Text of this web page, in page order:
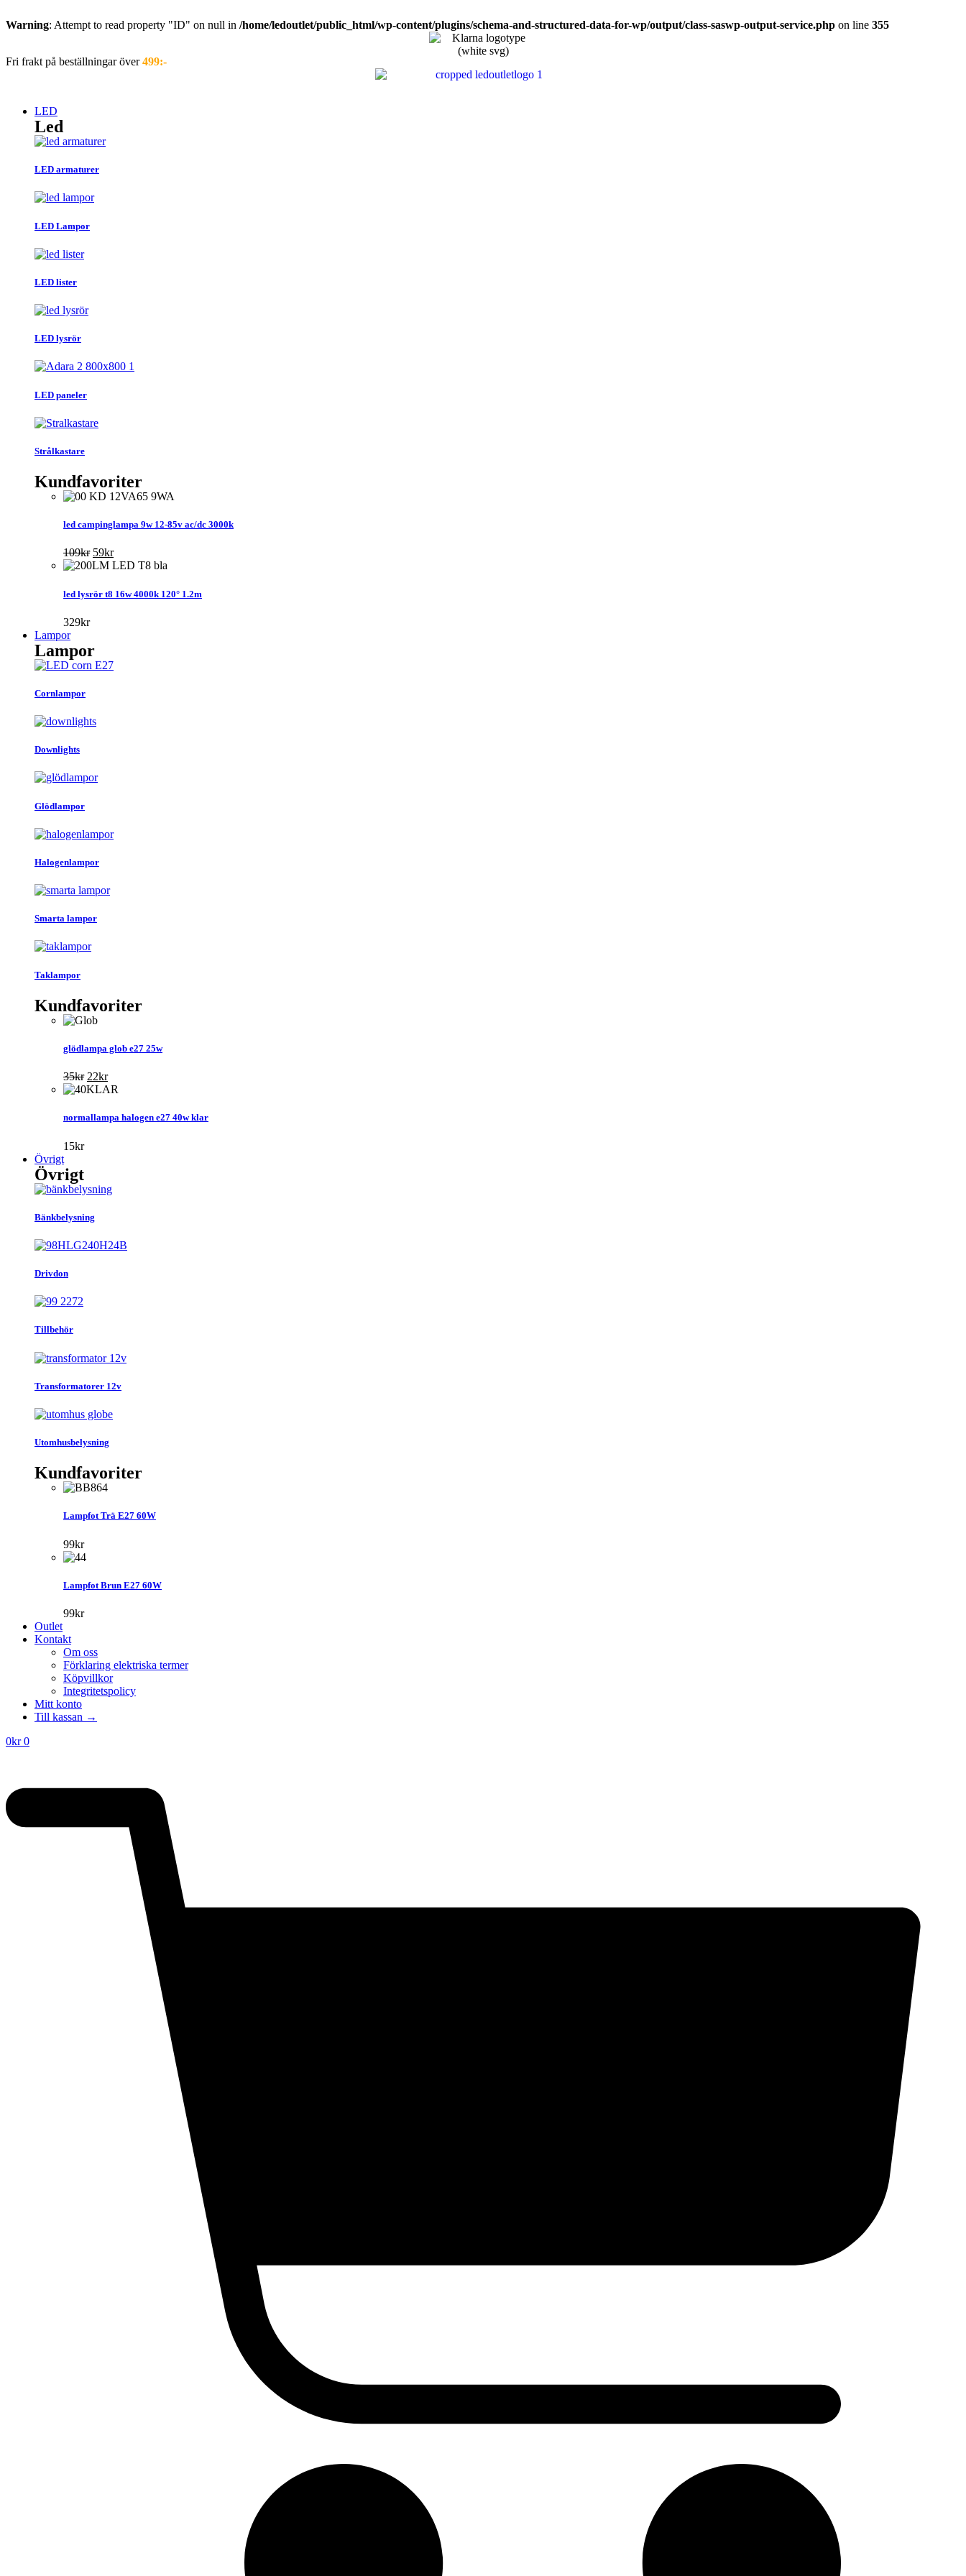
Warning: Attempt to read property "ID" on null in /home/ledoutlet/public_html/wp-content/plugins/schema-and-structured-data-for-wp/output/class-saswp-output-service.php on line 355
innehåll
Fri frakt på beställningar över499:-
LED
Led
LED armaturer
LED Lampor
LED lister
LED lysrör
LED paneler
Strålkastare
Kundfavoriter
led campinglampa 9w 12-85v ac/dc 3000k
109kr Det
ursprungliga
var:
59krDet
nuvarande
är:
led lysrör t8 16w 4000k 120° 1.2m
329kr
Lampor
Lampor
Cornlampor
Downlights
Glödlampor
Halogenlampor
Smarta lampor
Taklampor
Kundfavoriter
glödlampa glob e27 25w
35kr Det
ursprungliga
var:
22krDet
nuvarande
är:
normallampa halogen e27 40w klar
15kr
Övrigt
Övrigt
Bänkbelysning
Drivdon
Tillbehör
Transformatorer 12v
Utomhusbelysning
Kundfavoriter
Lampfot Trä E27 60W
99kr
Lampfot Brun E27 60W
99kr
Outlet
Kontakt
Om oss
Förklaring elektriska termer
Köpvillkor
Integritetspolicy
Mitt konto
Till kassan →
0kr 0